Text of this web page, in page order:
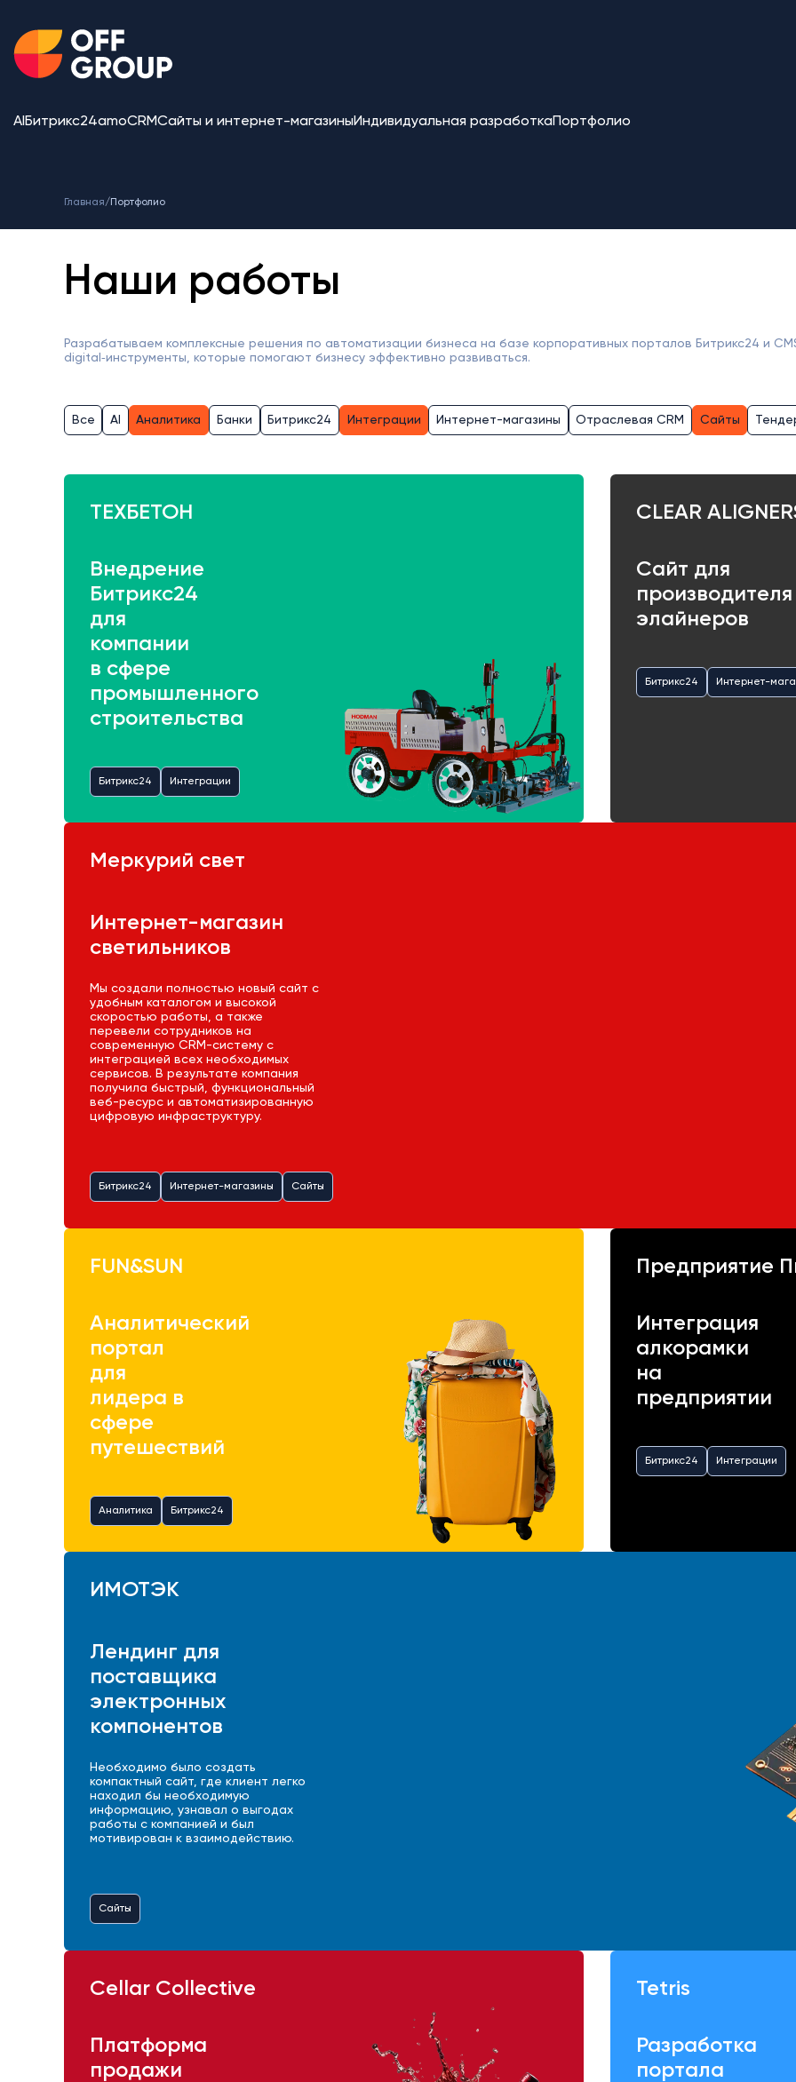
AI Битрикс24amoCRMСайты и интернет-магазиныИндивидуальная разработкаПортфолио
Главная/ Портфолио
Наши работы
Разрабатываем комплексные решения по автоматизации бизнеса на базе корпоративных порталов Битрикс24 и
digital‑инструменты, которые помогают бизнесу эффективно развиваться.
Все AI Аналитика Банки Битрикс24 Интеграции Интернет-магазины Отраслевая CRM Сайты
ТЕХБЕТОН
Внедрение
Битрикс24
для
компании
в сфере
промышленного
строительства
Битрикс24 Интеграции
CLEAR
Сайт для
производителя
элайнеров
Битрикс24 Интернет-
Меркурий свет
Интернет-магазин
светильников
Мы создали полностью новый сайт с
удобным каталогом и высокой
скоростью работы, а также
перевели сотрудников на
современную CRM-систему с
интеграцией всех необходимых
сервисов. В результате компания
получила быстрый, функциональный
веб-ресурс и автоматизированную
цифровую инфраструктуру.
Битрикс24 Интернет-магазины Сайты
FUN&SUN
Аналитический
портал
для
лидера в
сфере
путешествий
Аналитика Битрикс24
Предприятие
Интеграция
алкорамки
на
предприятии
Битрикс24 Интеграции
ИМОТЭК
Лендинг для
поставщика
электронных
компонентов
Необходимо было создать
компактный сайт, где клиент легко
находил бы необходимую
информацию, узнавал о выгодах
работы с компанией и был
мотивирован к взаимодействию.
Сайты
Cellar Collective
Платформа
продажи
Tetris
Разработка
портала